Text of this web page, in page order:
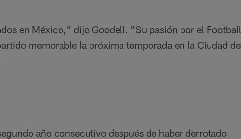
en México," dijo Goodell. "Su pasión por el Football
memorable la próxima temporada en la Ciudad de
año consecutivo después de haber derrotado